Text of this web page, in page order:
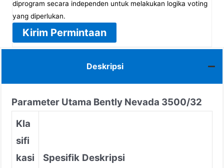
diprogram secara independen untuk melakukan logika voting
yang diperlukan.
Kirim Permintaan
Deskripsi
Parameter Utama Bently Nevada 3500/32
Kla
sifi
kasi
Spesifik Deskripsi